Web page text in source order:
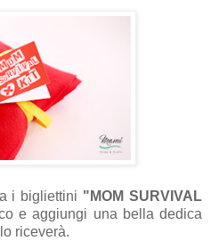
i bigliettini "MOM SURVIVAL
e aggiungi una bella dedica
riceverà.